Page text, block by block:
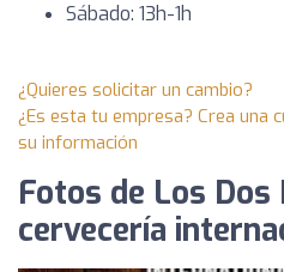
Sábado: 13h-1h
¿Quieres solicitar un cambio?
¿Es esta tu empresa? Crea
su información
Fotos de Los Dos
cervecería